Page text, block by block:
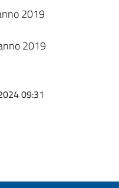
2019
2019
09:31